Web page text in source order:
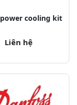
power cooling kit
Liên hệ